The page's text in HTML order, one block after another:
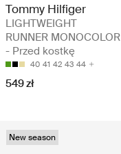
Tommy Hilfiger
LIGHTWEIGHT
RUNNER MONOCOLOR
- Przed kostkę
40 41 42 43 44
549 zł
New season